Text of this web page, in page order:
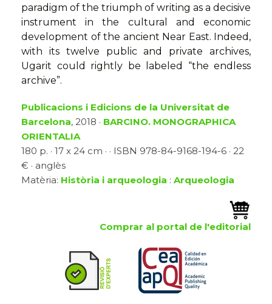
paradigm of the triumph of writing as a decisive
instrument in the cultural and economic
development of the ancient Near East. Indeed,
with its twelve public and private archives,
Ugarit could rightly be labeled “the endless
archive”.
Publicacions i Edicions de la Universitat de
Barcelona, 2018 · BARCINO. MONOGRAPHICA
ORIENTALIA
180 p. · 17 x 24 cm · · ISBN 978-84-9168-194-6 · 22
€ · anglès
Matèria: Història i arqueologia : Arqueologia
Comprar al portal de l'editorial